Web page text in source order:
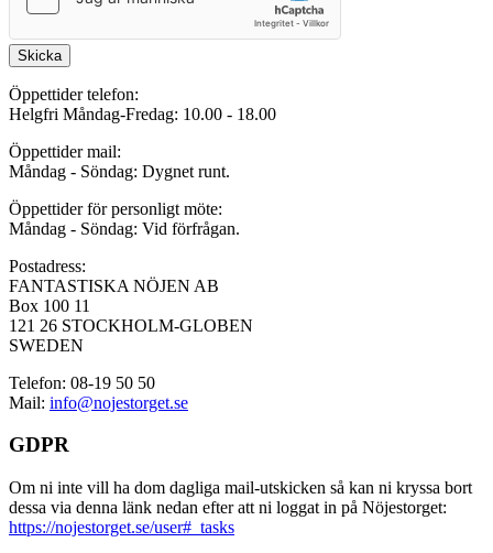
Skicka
Öppettider telefon:
Helgfri Måndag-Fredag: 10.00 - 18.00
Öppettider mail:
Måndag - Söndag: Dygnet runt.
Öppettider för personligt möte:
Måndag - Söndag: Vid förfrågan.
Postadress:
FANTASTISKA NÖJEN AB
Box 100 11
121 26 STOCKHOLM-GLOBEN
SWEDEN
Telefon: 08-19 50 50
Mail: info@nojestorget.se
GDPR
Om ni inte vill ha dom dagliga mail-utskicken så kan ni kryssa bort
dessa via denna länk nedan efter att ni loggat in på Nöjestorget:
https://nojestorget.se/user#_tasks